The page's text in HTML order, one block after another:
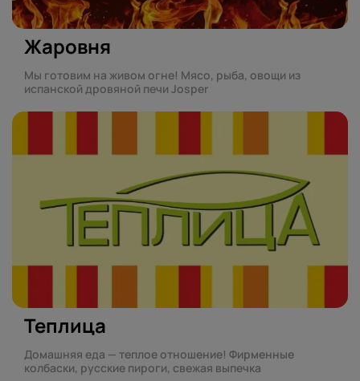
Жаровня
Мы готовим на живом огне! Мясо, рыба, овощи из
испанской дровяной печи Josper
Теплица
Домашняя еда — теплое отношение! Фирменные
колбаски, русские пироги, свежая выпечка